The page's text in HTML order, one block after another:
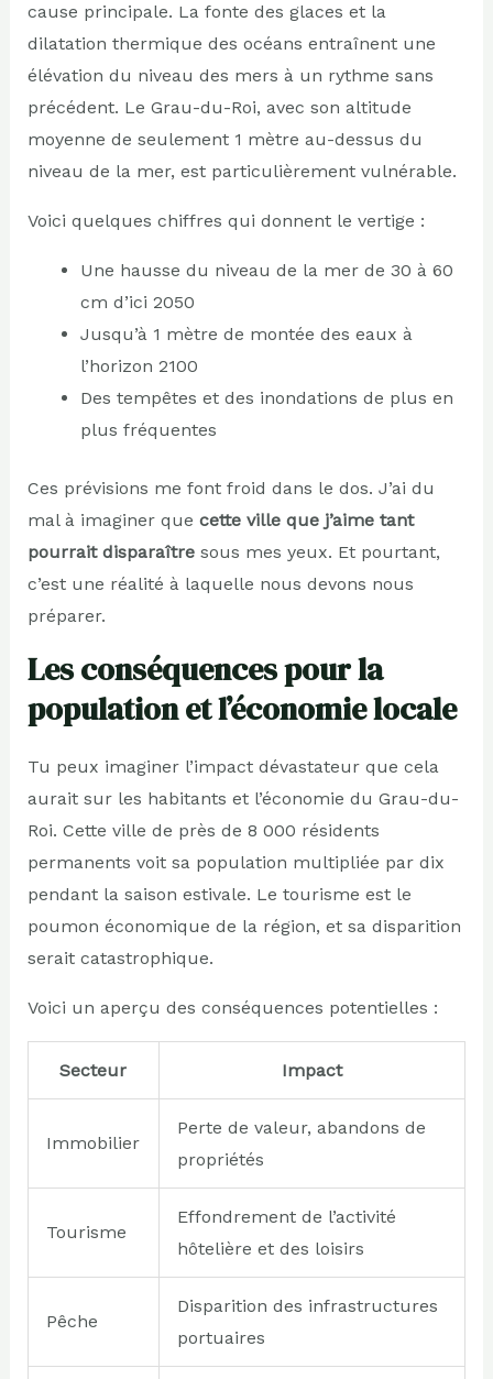
cause principale. La fonte des glaces et la
dilatation thermique des océans entraînent une
élévation du niveau des mers à un rythme sans
précédent. Le Grau-du-Roi, avec son altitude
moyenne de seulement 1 mètre au-dessus du
niveau de la mer, est particulièrement vulnérable.
Voici quelques chiffres qui donnent le vertige :
Une hausse du niveau de la mer de 30 à 60
cm d’ici 2050
Jusqu’à 1 mètre de montée des eaux à
l’horizon 2100
Des tempêtes et des inondations de plus en
plus fréquentes
Ces prévisions me font froid dans le dos. J’ai du
mal à imaginer que cette ville que j’aime tant
pourrait disparaîtresous mes yeux. Et pourtant,
c’est une réalité à laquelle nous devons nous
préparer.
Les conséquences pour la
population et l’économie locale
Tu peux imaginer l’impact dévastateur que cela
aurait sur les habitants et l’économie du Grau-du-
Roi. Cette ville de près de 8 000 résidents
permanents voit sa population multipliée par dix
pendant la saison estivale. Le tourisme est le
poumon économique de la région, et sa disparition
serait catastrophique.
Voici un aperçu des conséquences potentielles :
Secteur Impact
Immobilier
Perte de valeur, abandons de
propriétés
Tourisme
Effondrement de l’activité
hôtelière et des loisirs
Pêche
Disparition des infrastructures
portuaires